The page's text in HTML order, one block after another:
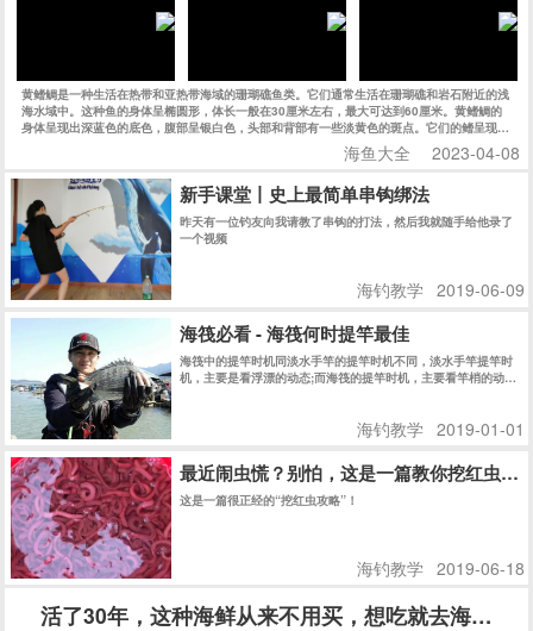
黄鳍鲷是一种生活在热带和亚热带海域的珊瑚礁鱼类。它们通常生活在珊瑚礁和岩石附近的浅
海水域中。这种鱼的身体呈椭圆形，体长一般在30厘米左右，最大可达到60厘米。黄鳍鲷的
身体呈现出深蓝色的底色，腹部呈银白色，头部和背部有一些淡黄色的斑点。它们的鳍呈现出
海鱼大全 2023-04-08
新手课堂丨史上最简单串钩绑法
昨天有一位钓友向我请教了串钩的打法，然后我就随手给他录了
一个视频
海钓教学 2019-06-09
海筏必看 - 海筏何时提竿最佳
海筏中的提竿时机同淡水手竿的提竿时机不同，淡水手竿提竿时
机，主要是看浮漂的动态;而海筏的提竿时机，主要看竿梢的动态
海钓教学 2019-01-01
最近闹虫慌？别怕，这是一篇教你挖红虫的
这是一篇很正经的“挖红虫攻略”！
海钓教学 2019-06-18
活了30年，这种海鲜从来不用买，想吃就去海边挖